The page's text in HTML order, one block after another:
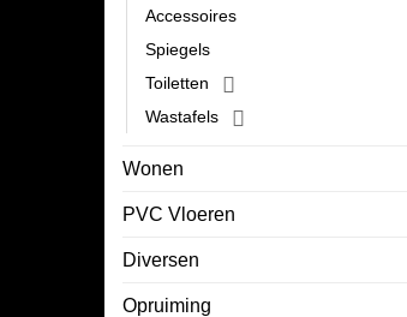
Accessoires
Spiegels
Toiletten
Wastafels
Wonen
PVC Vloeren
Diversen
Opruiming